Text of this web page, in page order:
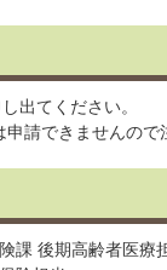
出てください。
請できませんので
課 後期高齢者医療